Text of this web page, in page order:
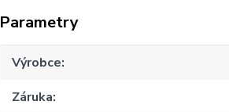
Parametry
Výrobce
Záruka